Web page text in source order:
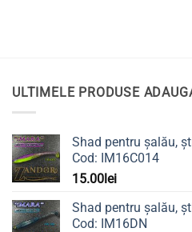
ULTIMELE PRODUSE
Shad pentru șalău,
Cod: IM16C014
15.00lei
Shad pentru șalău,
Cod: IM16DN